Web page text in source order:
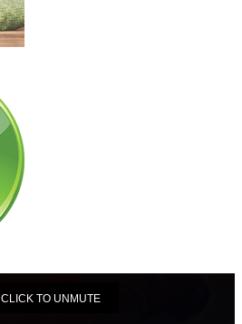
CLICK TO UNMUTE